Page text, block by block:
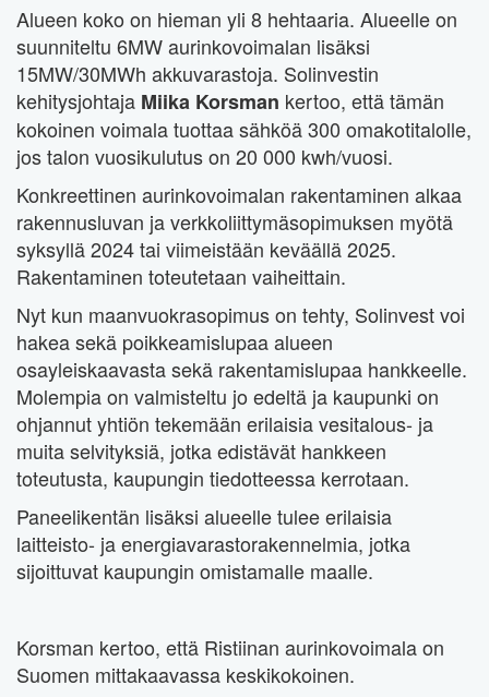
Alueen koko on hieman yli 8 hehtaaria. Alueelle on
suunniteltu 6MW aurinkovoimalan lisäksi
15MW/30MWh akkuvarastoja. Solinvestin
kehitysjohtaja Miika Korsman kertoo, että tämän
kokoinen voimala tuottaa sähköä 300 omakotitalolle,
jos talon vuosikulutus on 20 000 kwh/vuosi.
Konkreettinen aurinkovoimalan rakentaminen alkaa
rakennusluvan ja verkkoliittymäsopimuksen myötä
syksyllä 2024 tai viimeistään keväällä 2025.
Rakentaminen toteutetaan vaiheittain.
Nyt kun maanvuokrasopimus on tehty, Solinvest voi
hakea sekä poikkeamislupaa alueen
osayleiskaavasta sekä rakentamislupaa hankkeelle.
Molempia on valmisteltu jo edeltä ja kaupunki on
ohjannut yhtiön tekemään erilaisia vesitalous- ja
muita selvityksiä, jotka edistävät hankkeen
toteutusta, kaupungin tiedotteessa kerrotaan.
Paneelikentän lisäksi alueelle tulee erilaisia
laitteisto- ja energiavarastorakennelmia, jotka
sijoittuvat kaupungin omistamalle maalle.
Korsman kertoo, että Ristiinan aurinkovoimala on
Suomen mittakaavassa keskikokoinen.